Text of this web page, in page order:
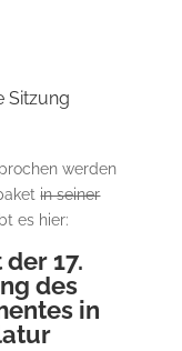
Sitzung
werden
in seiner
es hier:
17.
des
in